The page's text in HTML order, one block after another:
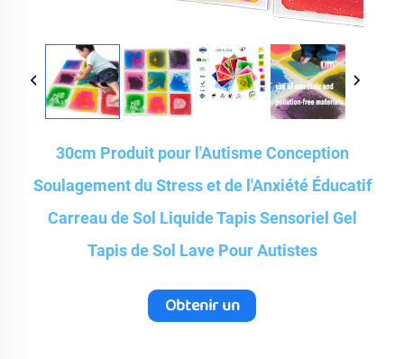
30cm Produit pour l'Autisme Conception
Soulagement du Stress et de l'Anxiété Éducatif
Carreau de Sol Liquide Tapis Sensoriel Gel
Tapis de Sol Lave Pour Autistes
Obtenir un